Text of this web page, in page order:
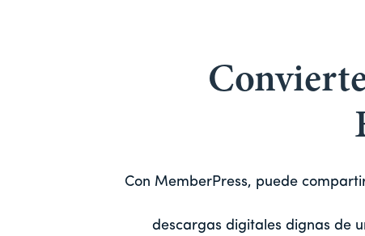
Con MemberPress, puede
descargas digitales dignas de